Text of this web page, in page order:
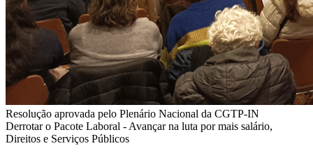
Resolução aprovada pelo Plenário Nacional da CGTP-IN
Derrotar o Pacote Laboral - Avançar na luta por mais salário,
Direitos e Serviços Públicos